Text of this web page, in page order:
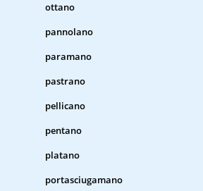
ottano
pannolano
paramano
pastrano
pellicano
pentano
platano
portasciugamano